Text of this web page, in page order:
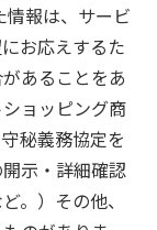
情報は、サービ
お応えするた
あることをあ
ョッピング商
秘義務協定を
示・詳細確認
。）その他、